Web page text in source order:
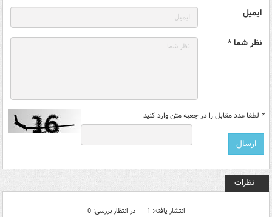
ایمیل
نظر شما *
* لطفا عدد مقابل را در جعبه متن وارد کنید
نظرات
انتشار یافته: 1 در انتظار بررسی: 0